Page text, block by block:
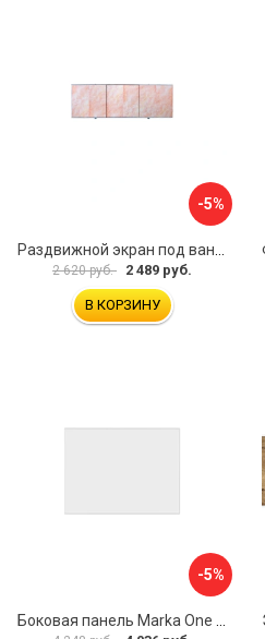
-5%
2 620 руб. 2 489 руб.
В КОРЗИНУ
-5%
Боковая панель Marka One Flat 80 MG L 02бфл80мгл